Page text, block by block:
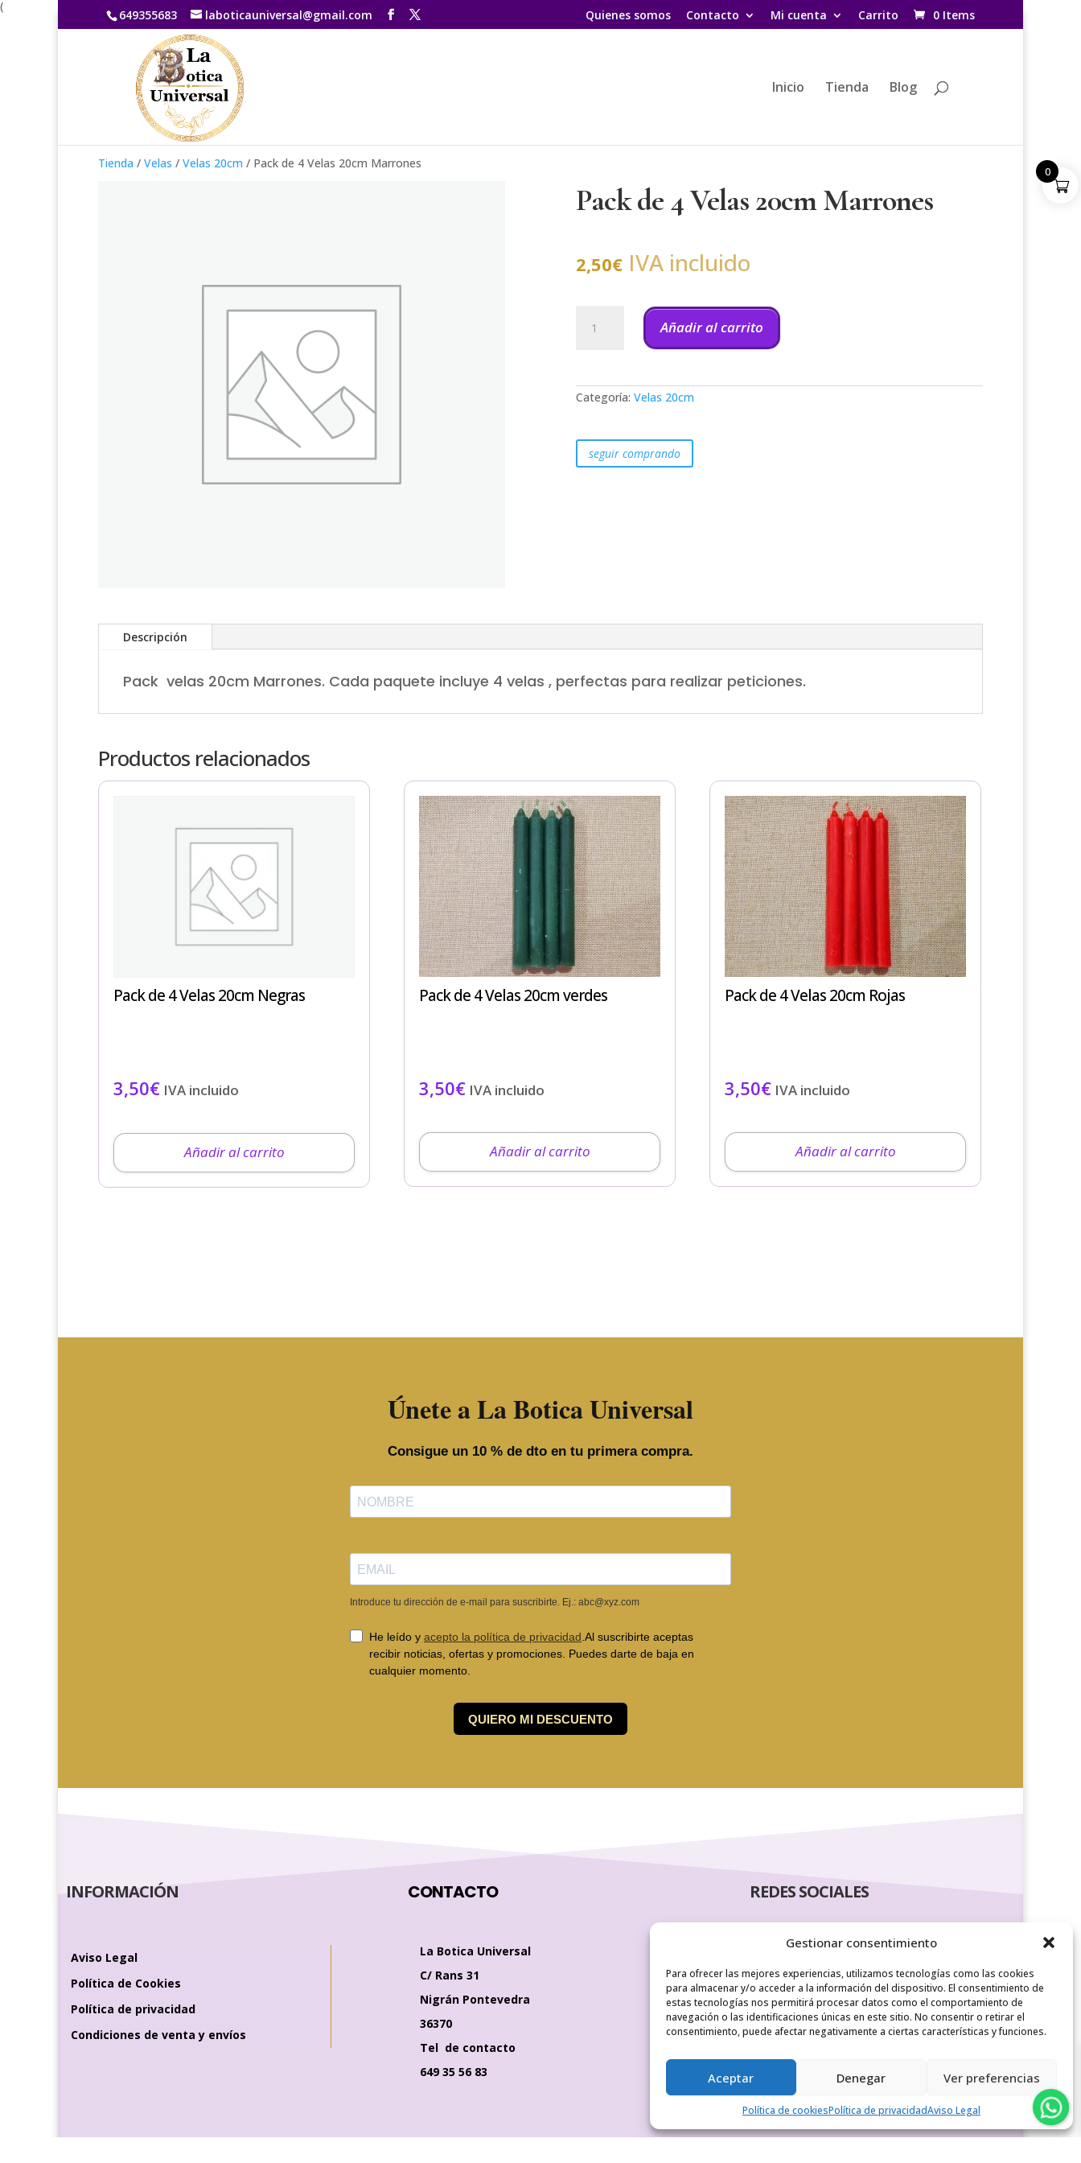
Gestionar consentimiento
Para ofrecer las mejores experiencias, utilizamos tecnologías como las cookies
para almacenar y/o acceder a la información del dispositivo. El consentimiento de
estas tecnologías nos permitirá procesar datos como el comportamiento de
navegación o las identificaciones únicas en este sitio. No consentir o retirar el
consentimiento, puede afectar negativamente a ciertas características y funciones.
Aceptar Denegar Ver preferencias
Política de cookiesPolítica de privacidadAviso Legal
(
649355683 laboticauniversal@gmail.com Quienes somos Contacto Mi cuenta Carrito 0 Items
Inicio Tienda Blog
Tienda / Velas / Velas 20cm / Pack de 4 Velas 20cm Marrones
Pack de 4 Velas 20cm Marrones
2,50€ IVA incluido
cantidad
Añadir al carrito
Categoría: Velas 20cm
seguir comprando
Descripción
Pack velas 20cm Marrones. Cada paquete incluye 4 velas , perfectas para realizar peticiones.
Productos relacionados
Pack de 4 Velas 20cm Negras
3,50€ IVA incluido
Añadir al carrito
Pack de 4 Velas 20cm verdes
3,50€ IVA incluido
Añadir al carrito
Pack de 4 Velas 20cm Rojas
3,50€ IVA incluido
Añadir al carrito
INFORMACIÓN
Aviso Legal
Política de Cookies
Política de privacidad
Condiciones de venta y envíos
CONTACTO
La Botica Universal
C/ Rans 31
Nigrán Pontevedra
36370
Tel de contacto
649 35 56 83
REDES SOCIALES
0